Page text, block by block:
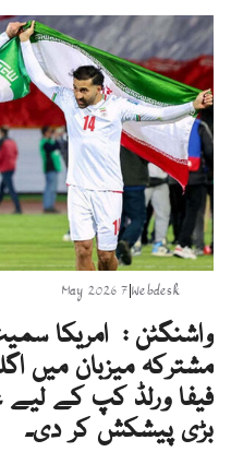
Webdesk
|
7 May 2026
واشنگٹن : امریکا
مشترکہ میزبان میں
فیفا ورلڈ کپ کے لیے
بڑی پیشکش کر دی۔